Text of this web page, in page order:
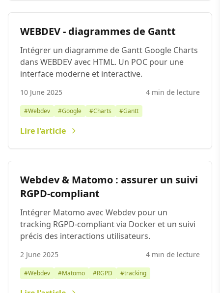
WEBDEV - diagrammes de Gantt
Intégrer un diagramme de Gantt Google Charts
dans WEBDEV avec HTML. Un POC pour une
interface moderne et interactive.
10 June 2025 4 min de lecture
#Webdev #Google #Charts #Gantt
Lire l'article
Webdev & Matomo : assurer un suivi
RGPD-compliant
Intégrer Matomo avec Webdev pour un
tracking RGPD-compliant via Docker et un suivi
précis des interactions utilisateurs.
2 June 2025 4 min de lecture
#Webdev #Matomo #RGPD #tracking